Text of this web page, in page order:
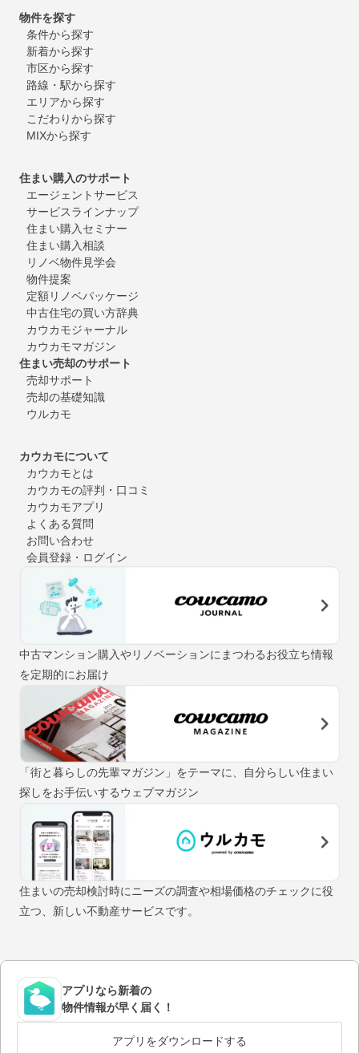
物件を探す
条件から探す
新着から探す
市区から探す
路線・駅から探す
エリアから探す
こだわりから探す
MIXから探す
住まい購入のサポート
エージェントサービス
サービスラインナップ
住まい購入セミナー
住まい購入相談
リノベ物件見学会
物件提案
定額リノベパッケージ
中古住宅の買い方辞典
カウカモジャーナル
カウカモマガジン
住まい売却のサポート
売却サポート
売却の基礎知識
ウルカモ
カウカモについて
カウカモとは
カウカモの評判・口コミ
カウカモアプリ
よくある質問
お問い合わせ
会員登録・ログイン
中古マンション購入やリノベーションにまつわるお役立ち情報
を定期的にお届け
「街と暮らしの先輩マガジン」をテーマに、自分らしい住まい
探しをお手伝いするウェブマガジン
住まいの売却検討時にニーズの調査や相場価格のチェックに役
立つ、新しい不動産サービスです。
アプリなら新着の
物件情報が早く届く！
アプリをダウンロードする